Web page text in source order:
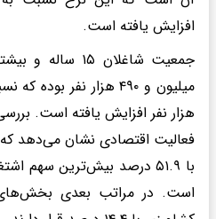
افزایش یافته است.
هزار نفر افزایش یافته است.
با ۵۱.۹ درصد بیش‌ترین سهم